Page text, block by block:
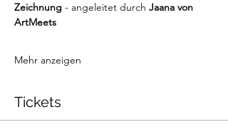
Zeichnung - angeleitet durch Jaana von
ArtMeets
Mehr anzeigen
Tickets